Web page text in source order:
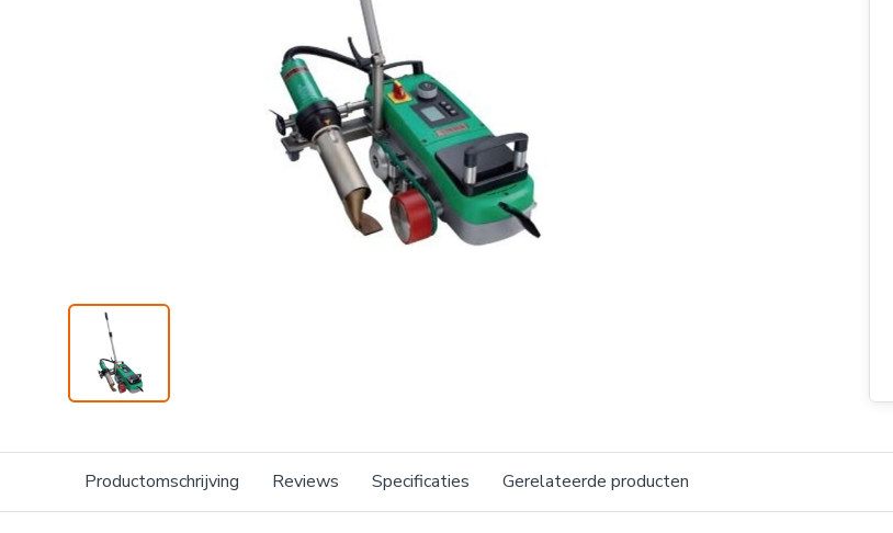
Productomschrijving Reviews Specificaties Gerelateerde producten